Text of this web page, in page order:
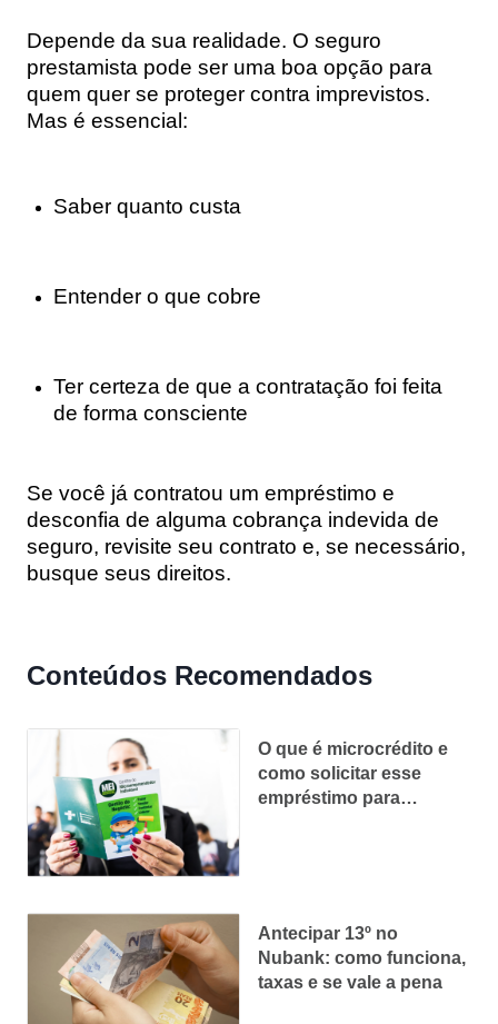
Depende da sua realidade. O seguro
prestamista pode ser uma boa opção para
quem quer se proteger contra imprevistos.
Mas é essencial:
Saber quanto custa
Entender o que cobre
Ter certeza de que a contratação foi feita
de forma consciente
Se você já contratou um empréstimo e
desconfia de alguma cobrança indevida de
seguro, revisite seu contrato e, se necessário,
busque seus direitos.
Conteúdos Recomendados
O que é microcrédito e
como solicitar esse
empréstimo para
Antecipar 13º no
Nubank: como funciona,
taxas e se vale a pena